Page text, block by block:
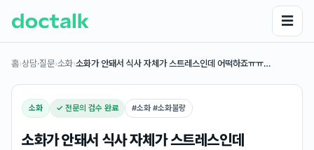
☰
홈›상담·질문›소화›소화가 안돼서 식사 자체가 스트레스인데 어떡하죠ㅠㅠ…
소화 ✓ 전문의 검수 완료 #소화 #소화불량
소화가 안돼서 식사 자체가 스트레스인데